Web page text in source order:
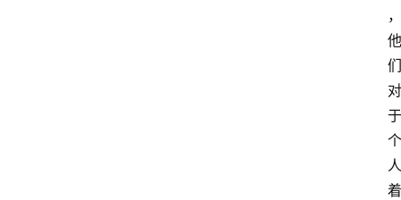
，
他
们
对
于
个
人
着